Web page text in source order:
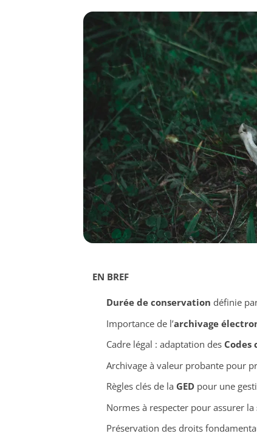
EN BREF
Durée de conservation définie
Importance de l’archivage
Cadre légal : adaptation des
Archivage à valeur probante pour
Règles clés de la GEDpour une
Normes à respecter pour assurer la
Préservation des droits